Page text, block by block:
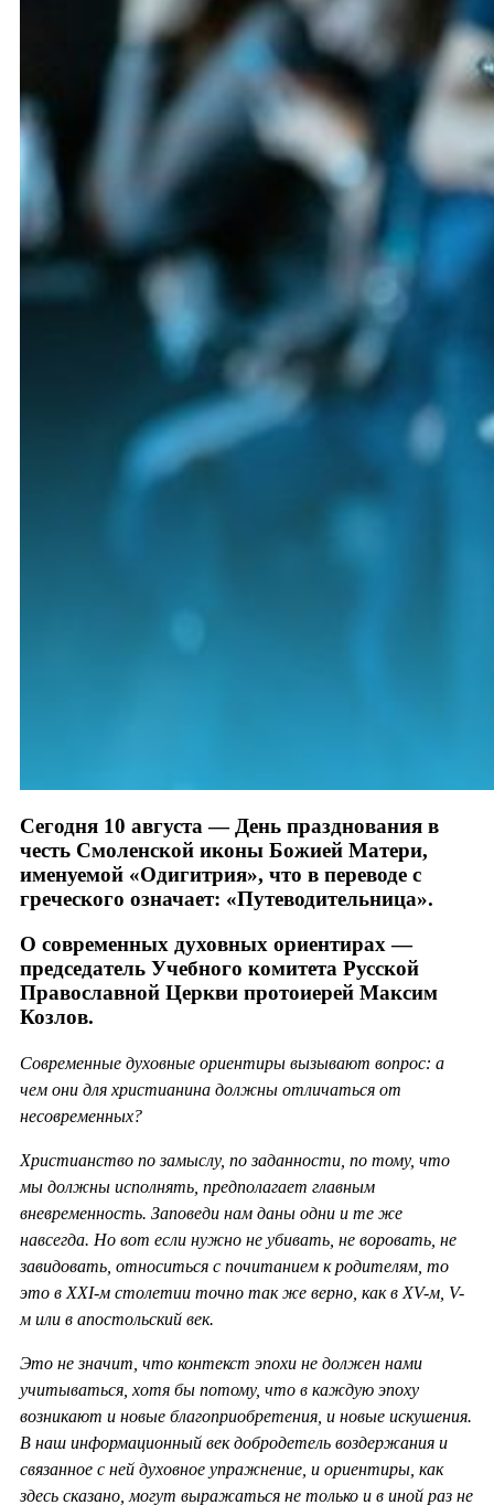
Сегодня 10 августа — День празднования в
честь Смоленской иконы Божией Матери,
именуемой «Одигитрия», что в переводе с
греческого означает: «Путеводительница».
О современных духовных ориентирах —
председатель Учебного комитета Русской
Православной Церкви протоиерей Максим
Козлов.
Современные духовные ориентиры вызывают вопрос: а
чем они для христианина должны отличаться от
несовременных?
Христианство по замыслу, по заданности, по тому, что
мы должны исполнять, предполагает главным
вневременность. Заповеди нам даны одни и те же
навсегда. Но вот если нужно не убивать, не воровать, не
завидовать, относиться с почитанием к родителям, то
это в ХХI-м столетии точно так же верно, как в XV-м, V-
м или в апостольский век.
Это не значит, что контекст эпохи не должен нами
учитываться, хотя бы потому, что в каждую эпоху
возникают и новые благоприобретения, и новые искушения.
В наш информационный век добродетель воздержания и
связанное с ней духовное упражнение, и ориентиры, как
здесь сказано, могут выражаться не только и в иной раз не